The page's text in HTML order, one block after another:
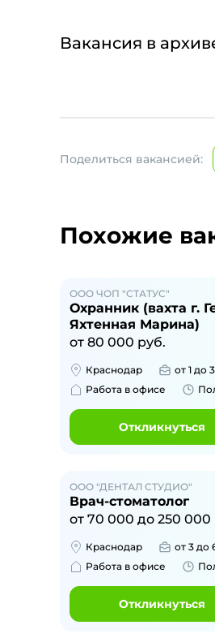
Вакансия в
Поделиться вакансией:
Похожие
ООО ЧОП "СТАТУС"
Охранник (вахта г.
Яхтенная Марина)
от 80 000 руб.
Краснодар
от 1 до
Работа в офисе
Откликнуться
ООО "ДЕНТАЛ СТУДИО"
Врач-стоматолог
от 70 000 до 250 000
Краснодар
от 3 до
Работа в офисе
Откликнуться